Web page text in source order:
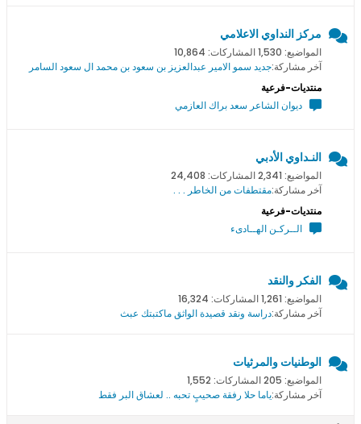
مركز النداوي الاعلامي
المواضيع: 1,530 المشاركات: 10,864
آخر مشاركة:جديد سمو اﻻمير عبدالعزيز بن سعود بن محمد ال سعود السامر
منتديات-فرعية
ديوان الشاعر سعد براك العازمي
النـداوي الأدبي
المواضيع: 2,341 المشاركات: 24,408
آخر مشاركة:مقتطفات من الخاطر . . .
منتديات-فرعية
الــركـن الهــادىء
الفكر والنقد
المواضيع: 1,261 المشاركات: 16,324
آخر مشاركة:دراسة ونقد قصيدة الواثق ماكتبتك عبث
الوطنيات والمرثيات
المواضيع: 205 المشاركات: 1,552
آخر مشاركة:ياما حلا رفقة صحيبٍ تحبه .. لعشاق البر فقط